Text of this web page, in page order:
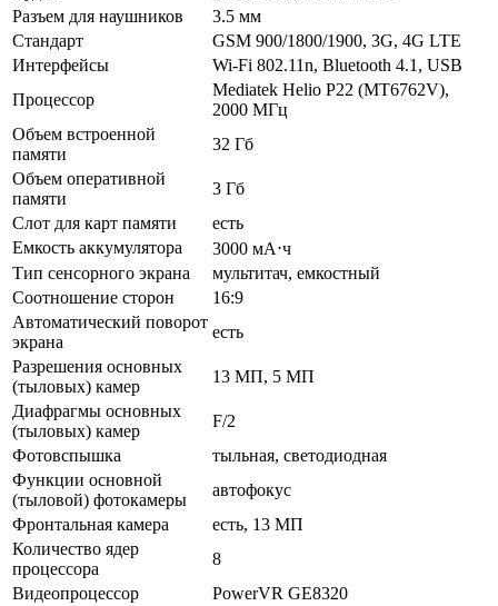
Разъем для наушников
3.5 мм
Стандарт
GSM 900/1800/1900, 3G, 4G LTE
Интерфейсы
Wi-Fi 802.11n, Bluetooth 4.1, USB
Процессор
Mediatek Helio P22 (MT6762V),
2000 МГц
Объем встроенной
памяти
32 Гб
Объем оперативной
памяти
3 Гб
Слот для карт памяти
есть
Емкость аккумулятора
3000 мА⋅ч
Тип сенсорного экрана
мультитач, емкостный
Соотношение сторон
16:9
Автоматический поворот
экрана
есть
Разрешения основных
(тыловых) камер
13 МП, 5 МП
Диафрагмы основных
(тыловых) камер
F/2
Фотовспышка
тыльная, светодиодная
Функции основной
(тыловой) фотокамеры
автофокус
Фронтальная камера
есть, 13 МП
Количество ядер
процессора
8
Видеопроцессор
PowerVR GE8320